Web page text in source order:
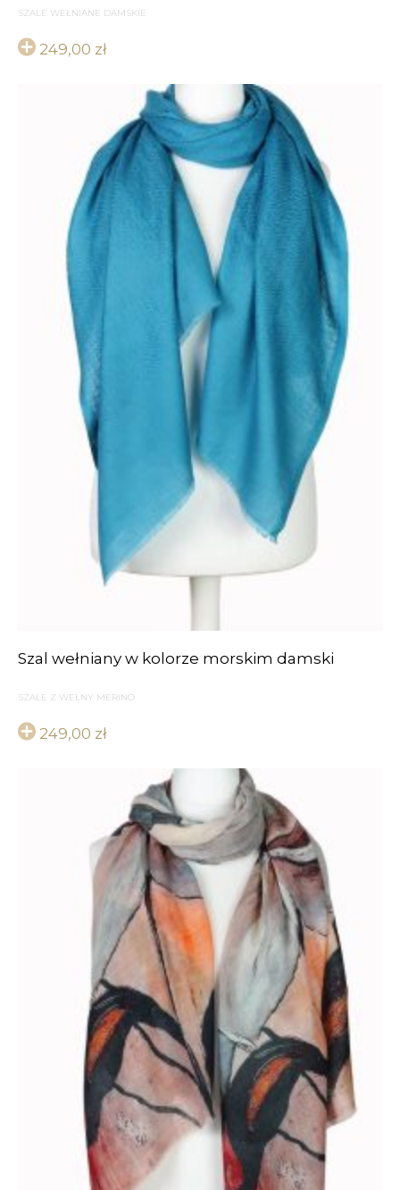
SZALE WEŁNIANE DAMSKIE
249,00 zł
Szal wełniany w kolorze morskim damski
SZALE Z WEŁNY MERINO
249,00 zł